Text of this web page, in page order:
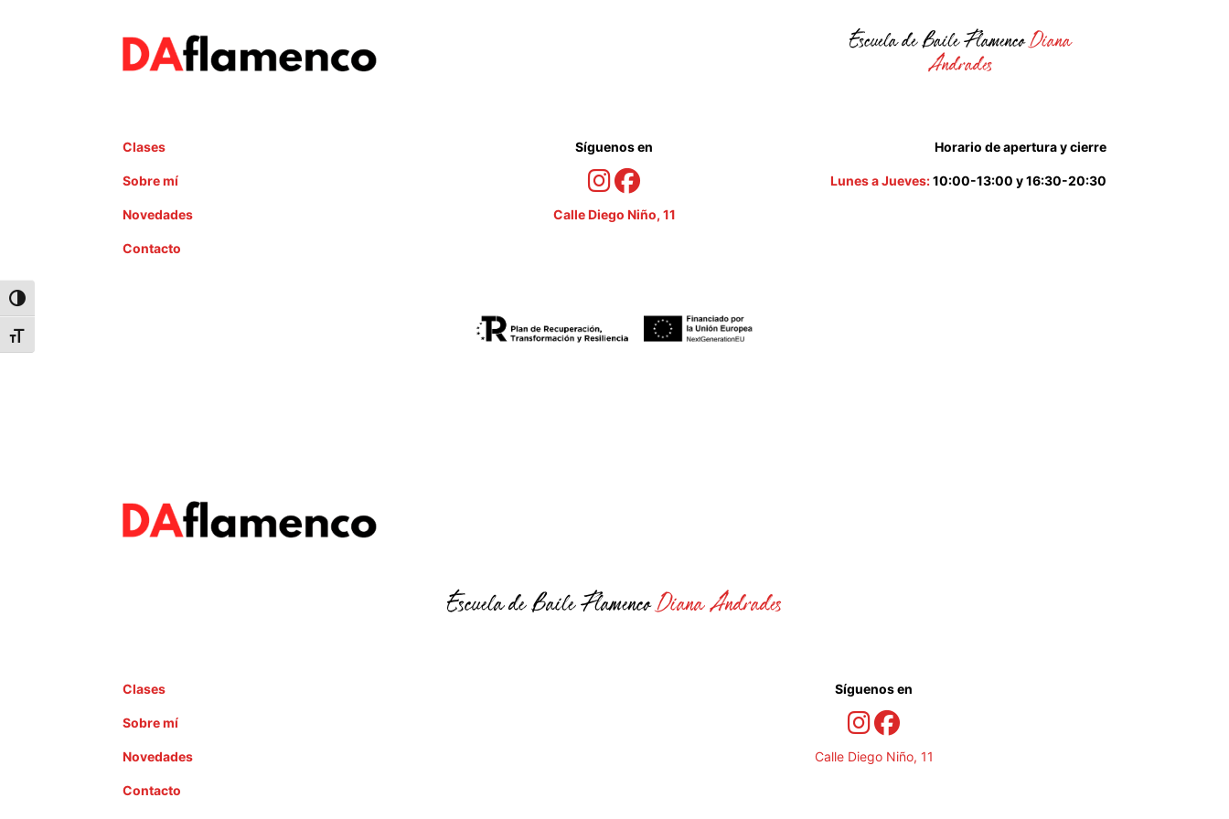
Toggle High Contrast
Toggle Font size
Escuela de Baile FlamencoDiana
Andrades
Clases
Sobre mí
Novedades
Contacto
Síguenos en
Calle Diego Niño, 11
Horario de apertura y cierre
Lunes a Jueves: 10:00-13:00 y 16:30-20:30
Escuela de Baile FlamencoDiana Andrades
Clases
Sobre mí
Novedades
Contacto
Síguenos en
Calle Diego Niño, 11